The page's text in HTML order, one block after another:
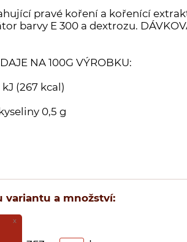
pravé koření a kořenící
barvy E 300 a dextrozu.
NA 100G VÝROBKU:
(267 kcal)
0,5 g
variantu a množství:
x